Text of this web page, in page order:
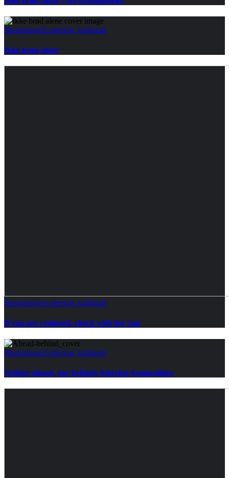
IllustrationerLettering, kalligrafi
Ikke brød alene
IllustrationerLettering, kalligrafi
If you are confused, check with the Sun
IllustrationerLettering, kalligrafi
Neither ahead, nor behind; lettering komposition